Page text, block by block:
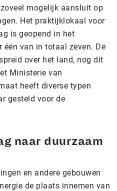
mogelijk aansluit op
Het praktijklokaal voor
is geopend in het
één van in totaal zeven. De
over het land, nog dit
Ministerie van
heeft diverse typen
gesteld voor de
naar duurzaam
en andere gebouwen
de plaats innemen van